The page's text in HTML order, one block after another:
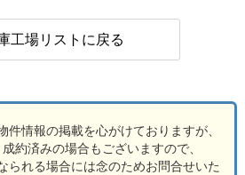
工場リストに戻る
件情報の掲載を心がけておりますが、
約済みの場合もございますので、
られる場合には念のためお問合せいた